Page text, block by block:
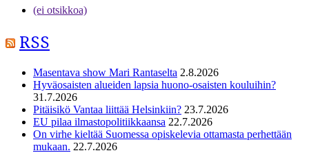
(ei otsikkoa)
RSS
Masentava show Mari Rantaselta 2.8.2026
Hyväosaisten alueiden lapsia huono-osaisten kouluihin?
31.7.2026
Pitäisikö Vantaa liittää Helsinkiin? 23.7.2026
EU pilaa ilmastopolitiikkaansa 22.7.2026
On virhe kieltää Suomessa opiskelevia ottamasta perhettään
mukaan. 22.7.2026